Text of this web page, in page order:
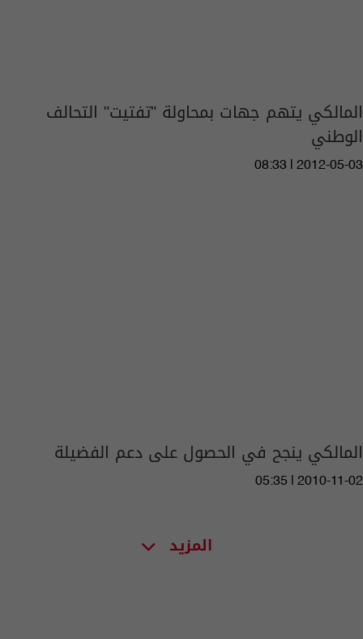
المالكي يتهم جهات بمحاولة "تفتيت" التحالف
الوطني
08:33 | 2012-05-03
المالكي ينجح في الحصول على دعم الفضيلة
05:35 | 2010-11-02
المزيد